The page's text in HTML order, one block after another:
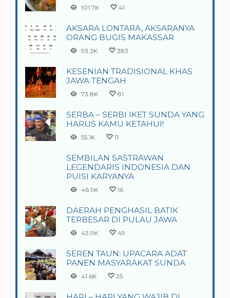
101.7K 41
AKSARA LONTARA, AKSARANYA
ORANG BUGIS MAKASSAR
93.2K 383
KESENIAN TRADISIONAL KHAS
JAWA TENGAH
73.8K 81
SERBA – SERBI IKET SUNDA YANG
HARUS KAMU KETAHUI!
55.1K 11
SEMBILAN SASTRAWAN
LEGENDARIS INDONESIA DAN
PUISI KARYANYA
46.9K 16
DAERAH PENGHASIL BATIK
TERBESAR DI PULAU JAWA
43.9K 49
SEREN TAUN: UPACARA ADAT
PANEN MASYARAKAT SUNDA
41.6K 25